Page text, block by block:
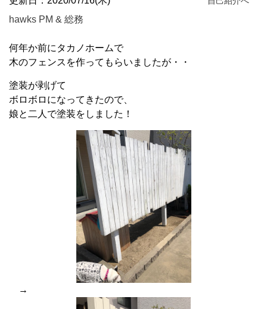
hawks PM & 総務
何年か前にタカノホームで
木のフェンスを作ってもらいましたが・・
塗装が剥げて
ボロボロになってきたので、
娘と二人で塗装をしました！
→